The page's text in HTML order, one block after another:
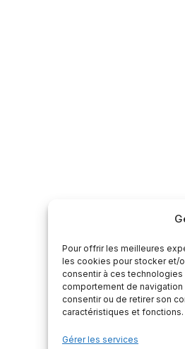
Pour offrir les meilleures
les cookies pour stocker et/
consentir à ces
comportement de
consentir ou de retirer son
caractéristiques et fonctions.
Gérer les services